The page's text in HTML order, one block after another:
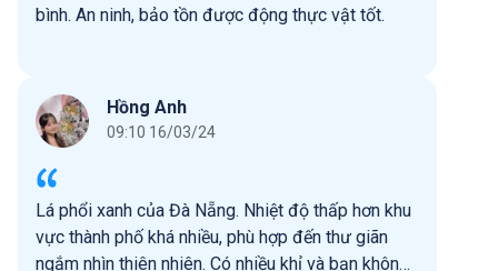
bình. An ninh, bảo tồn được động thực vật tốt.
Hồng Anh
09:10 16/03/24
Lá phổi xanh của Đà Nẵng. Nhiệt độ thấp hơn khu
vực thành phố khá nhiều, phù hợp đến thư giãn
ngắm nhìn thiên nhiên. Có nhiều khỉ và bạn không